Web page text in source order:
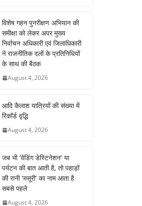
विशेष गहन पुनरीक्षण अभियान की
समीक्षा को लेकर अपर मुख्य
निर्वाचन अधिकारी एवं जिलाधिकारी
ने राजनीतिक दलों के प्रतिनिधियों
के साथ की बैठक
August 4, 2026
आदि कैलाश यात्रियों की संख्या में
रिकॉर्ड वृद्धि
August 4, 2026
जब भी ‘वेडिंग डेस्टिनेशन’ या
पर्यटन की बात आती है, तो पहाड़ों
की रानी ‘मसूरी’ का नाम आता है
सबसे पहले
August 4, 2026